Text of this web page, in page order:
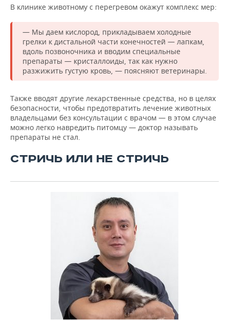
В клинике животному с перегревом окажут комплекс мер:
— Мы даем кислород, прикладываем холодные
грелки к дистальной части конечностей — лапкам,
вдоль позвоночника и вводим специальные
препараты — кристаллоиды, так как нужно
разжижить густую кровь, — поясняют ветеринары.
Также вводят другие лекарственные средства, но в целях
безопасности, чтобы предотвратить лечение животных
владельцами без консультации с врачом — в этом случае
можно легко навредить питомцу — доктор называть
препараты не стал.
СТРИЧЬ ИЛИ НЕ СТРИЧЬ